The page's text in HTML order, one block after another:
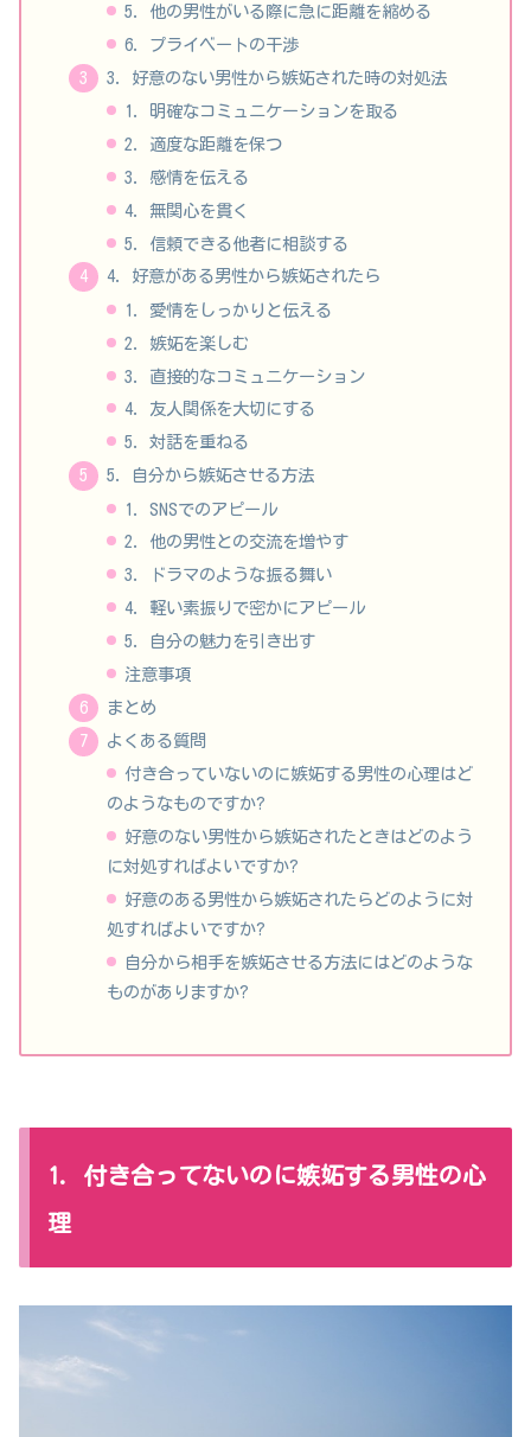
5. 他の男性がいる際に急に距離を縮める
6. プライベートの干渉
3. 好意のない男性から嫉妬された時の対処法
1. 明確なコミュニケーションを取る
2. 適度な距離を保つ
3. 感情を伝える
4. 無関心を貫く
5. 信頼できる他者に相談する
4. 好意がある男性から嫉妬されたら
1. 愛情をしっかりと伝える
2. 嫉妬を楽しむ
3. 直接的なコミュニケーション
4. 友人関係を大切にする
5. 対話を重ねる
5. 自分から嫉妬させる方法
1. SNSでのアピール
2. 他の男性との交流を増やす
3. ドラマのような振る舞い
4. 軽い素振りで密かにアピール
5. 自分の魅力を引き出す
注意事項
まとめ
よくある質問
付き合っていないのに嫉妬する男性の心理はど
のようなものですか?
好意のない男性から嫉妬されたときはどのよう
に対処すればよいですか?
好意のある男性から嫉妬されたらどのように対
処すればよいですか?
自分から相手を嫉妬させる方法にはどのような
ものがありますか?
1. 付き合ってないのに嫉妬する男性の心
理